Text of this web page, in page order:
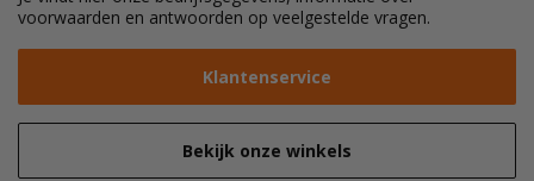
voorwaarden en antwoorden op veelgestelde vragen.
Klantenservice
Bekijk onze winkels